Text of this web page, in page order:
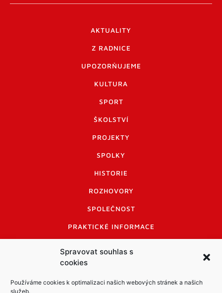
Spravovat souhlas s
cookies
Používáme cookies k optimalizaci našich webových stránek a našich
služeb.
AKTUALITY
Z RADNICE
UPOZORŇUJEME
KULTURA
SPORT
ŠKOLSTVÍ
PROJEKTY
SPOLKY
HISTORIE
ROZHOVORY
SPOLEČNOST
PRAKTICKÉ INFORMACE
INFORMACE A KODEX DISKUTUJÍCÍCH
LOGO A LOGO MANUÁL